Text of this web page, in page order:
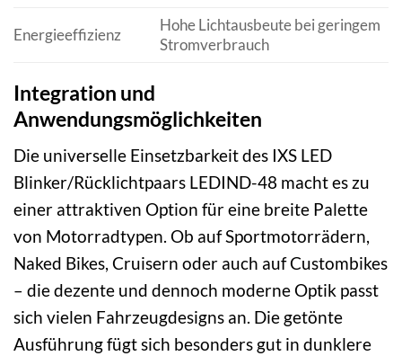
Energieeffizienz
Hohe Lichtausbeute bei geringem
Stromverbrauch
Integration und
Anwendungsmöglichkeiten
Die universelle Einsetzbarkeit des IXS LED
Blinker/Rücklichtpaars LEDIND-48 macht es zu
einer attraktiven Option für eine breite Palette
von Motorradtypen. Ob auf Sportmotorrädern,
Naked Bikes, Cruisern oder auch auf Custombikes
– die dezente und dennoch moderne Optik passt
sich vielen Fahrzeugdesigns an. Die getönte
Ausführung fügt sich besonders gut in dunklere